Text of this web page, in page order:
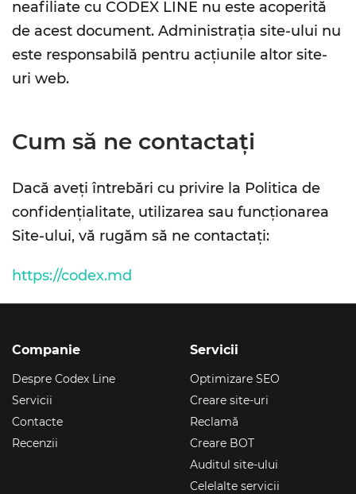
neafiliate cu CODEX LINE nu este acoperită
de acest document. Administrația site-ului nu
este responsabilă pentru acțiunile altor site-
uri web.
Cum să ne contactați
Dacă aveți întrebări cu privire la Politica de
confidențialitate, utilizarea sau funcționarea
Site-ului, vă rugăm să ne contactați:
https://codex.md
Companie
Despre Codex Line
Servicii
Contacte
Recenzii
Servicii
Optimizare SEO
Creare site-uri
Reclamă
Creare BOT
Auditul site-ului
Celelalte servicii